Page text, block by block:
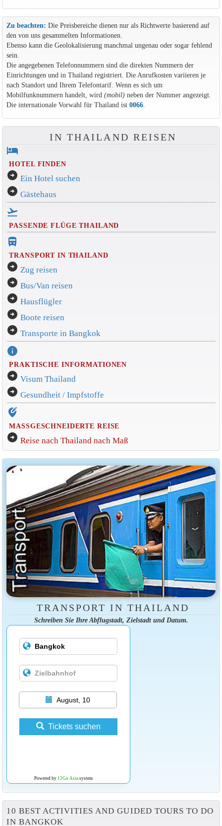
Zu beachten: Die Preisbereiche dienen nur als Richtwerte basierend auf
den von uns gesammelten Informationen.
Ebenso kann die Geolokalisierung manchmal ungenau oder sogar fehlend
sein.
Die angegebenen Telefonnummern sind die direkten Nummern der
Einrichtungen und in Thailand registriert. Die Anrufkosten variieren je
nach Standort und Ihrem Telefontarif. Wenn es sich um
Mobilfunknummern handelt, wird (mobil)neben der Nummer angezeigt.
Die internationale Vorwahl für Thailand ist 0066.
IN THAILAND REISEN
hotel
HOTEL FINDEN
arrow_circle_right Ein Hotel suchen
arrow_circle_right Gästehaus
flight_takeoff
PASSENDE FLÜGE THAILAND
directions_bus_filled
TRANSPORT IN THAILAND
arrow_circle_right Zug reisen
arrow_circle_right Bus/Van reisen
arrow_circle_right Hausflügler
arrow_circle_right Boote reisen
arrow_circle_right Transporte in Bangkok
info
PRAKTISCHE INFORMATIONEN
arrow_circle_right Visum Thailand
arrow_circle_right Gesundheit / Impfstoffe
edit_location_alt
MASSGESCHNEIDERTE REISE
arrow_circle_right Reise nach Thailand nach Maß
TRANSPORT IN THAILAND
Schreiben Sie Ihre Abflugstadt, Zielstadt und Datum.
August, 10
Tickets suchen
Powered by 12Go Asiasystem
10 BEST ACTIVITIES AND GUIDED TOURS TO DO
IN BANGKOK